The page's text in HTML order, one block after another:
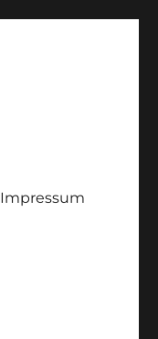
Impressum